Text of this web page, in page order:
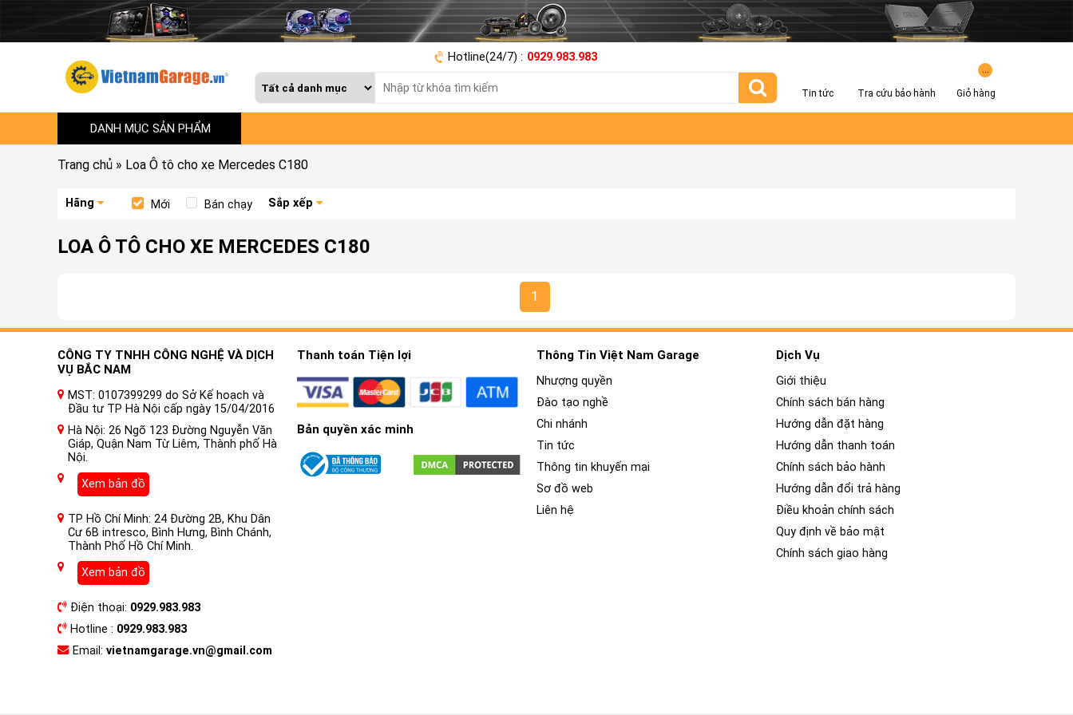
Hotline(24/7) : 0929.983.983
Tin tức Tra cứu bảo hành Giỏ hàng
DANH MỤC SẢN PHẨM
Trang chủ » Loa Ô tô cho xe Mercedes C180
Hãng Mới Bán chạy Sắp xếp
LOA Ô TÔ CHO XE MERCEDES C180
1
CÔNG TY TNHH CÔNG NGHỆ VÀ DỊCH
VỤ BẮC NAM
MST: 0107399299 do Sở Kế hoạch và
Đầu tư TP Hà Nội cấp ngày 15/04/2016
Hà Nội: 26 Ngõ 123 Đường Nguyễn Văn
Giáp, Quận Nam Từ Liêm, Thành phố Hà
Nội.
Xem bản đồ
TP Hồ Chí Minh: 24 Đường 2B, Khu Dân
Cư 6B intresco, Bình Hưng, Bình Chánh,
Thành Phố Hồ Chí Minh.
Xem bản đồ
Điện thoại: 0929.983.983
Hotline : 0929.983.983
Email: vietnamgarage.vn@gmail.com
Thanh toán Tiện lợi
Bản quyền xác minh
Thông Tin Việt Nam Garage
Nhượng quyền
Đào tạo nghề
Chi nhánh
Tin tức
Thông tin khuyến mại
Sơ đồ web
Liên hệ
Dịch Vụ
Giới thiệu
Chính sách bán hàng
Hướng dẫn đặt hàng
Hướng dẫn thanh toán
Chính sách bảo hành
Hướng dẫn đổi trả hàng
Điều khoản chính sách
Quy định về bảo mật
Chính sách giao hàng